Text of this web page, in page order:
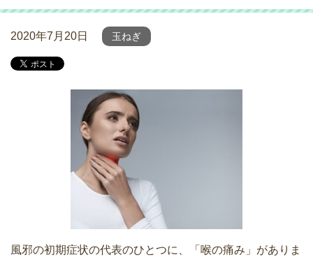
2020年7月20日 玉ねぎ
風邪の初期症状の代表のひとつに、「喉の痛み」がありま